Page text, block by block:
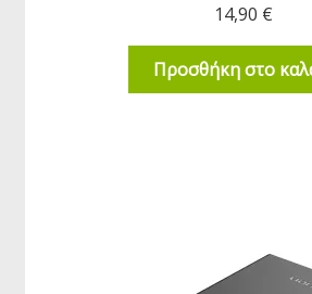
14,90 €
Προσθήκη στο